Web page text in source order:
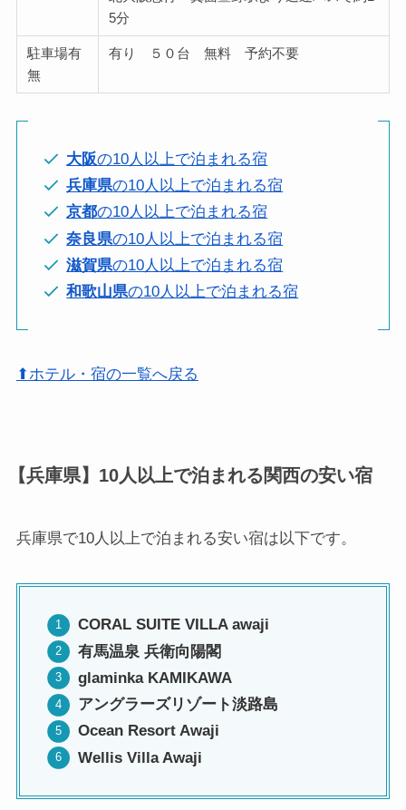
5分
駐車場有
無
有り ５０台 無料 予約不要
大阪の10人以上で泊まれる宿
兵庫県の10人以上で泊まれる宿
京都の10人以上で泊まれる宿
奈良県の10人以上で泊まれる宿
滋賀県の10人以上で泊まれる宿
和歌山県の10人以上で泊まれる宿
⬆ホテル・宿の一覧へ戻る
【兵庫県】10人以上で泊まれる関西の安い宿
兵庫県で10人以上で泊まれる安い宿は以下です。
CORAL SUITE VILLA awaji
有馬温泉 兵衛向陽閣
glaminka KAMIKAWA
アングラーズリゾート淡路島
Ocean Resort Awaji
Wellis Villa Awaji